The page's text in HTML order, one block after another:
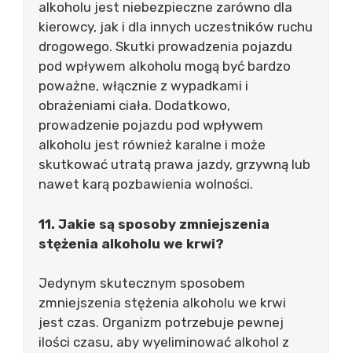
alkoholu jest niebezpieczne zarówno dla
kierowcy, jak i dla innych uczestników ruchu
drogowego. Skutki prowadzenia pojazdu
pod wpływem alkoholu mogą być bardzo
poważne, włącznie z wypadkami i
obrażeniami ciała. Dodatkowo,
prowadzenie pojazdu pod wpływem
alkoholu jest również karalne i może
skutkować utratą prawa jazdy, grzywną lub
nawet karą pozbawienia wolności.
11. Jakie są sposoby zmniejszenia
stężenia alkoholu we krwi?
Jedynym skutecznym sposobem
zmniejszenia stężenia alkoholu we krwi
jest czas. Organizm potrzebuje pewnej
ilości czasu, aby wyeliminować alkohol z